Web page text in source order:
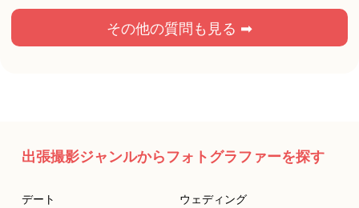
その他の質問も見る ➡
出張撮影ジャンルからフォトグラファーを探す
デート
ウェディング